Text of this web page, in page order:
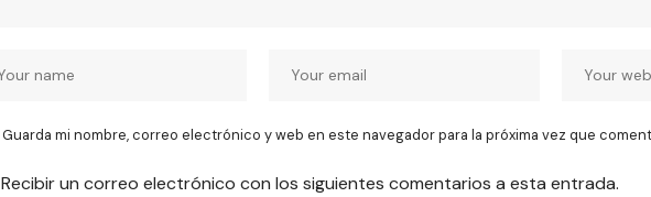
Guarda mi nombre, correo electrónico y web en este navegador para la próxima vez que
Recibir un correo electrónico con los siguientes comentarios a esta entrada.